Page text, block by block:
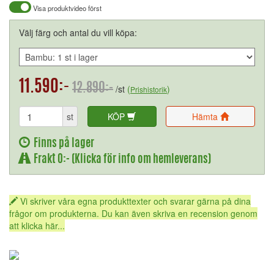
Visa produktvideo först
Välj färg och antal du vill köpa:
11.590:- 12.890:- /st (Prishistorik)
st KÖP Hämta
Finns på lager
Frakt 0:- (Klicka för info om hemleverans)
Vi skriver våra egna produkttexter och svarar gärna på dina
frågor om produkterna. Du kan även skriva en recension genom
att klicka här...